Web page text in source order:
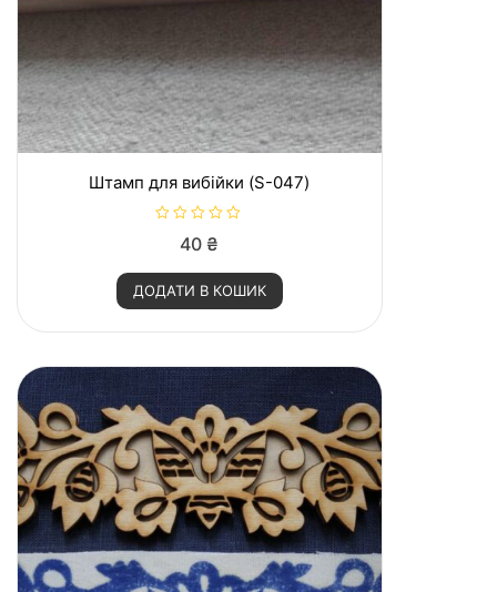
Штамп для вибійки (S-047)
н
е
н
в
з
5
40 ₴
ДОДАТИ В КОШИК